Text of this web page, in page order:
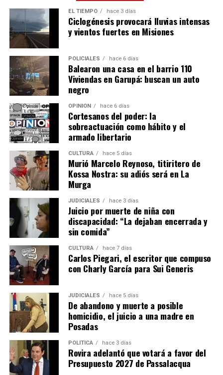
EL TIEMPO hace 3 días
Ciclogénesis provocará lluvias intensas
y vientos fuertes en Misiones
POLICIALES hace 6 días
Balearon una casa en el barrio 110
Viviendas en Garupá: buscan un auto
negro
OPINIÓN hace 6 días
Cortesanos del poder: la
sobreactuación como hábito y el
armado libertario
CULTURA hace 5 días
Murió Marcelo Reynoso, titiritero de
Kossa Nostra: su adiós será en La
Murga
JUDICIALES hace 3 días
Juicio por muerte de niña con
discapacidad: “La dejaban encerrada y
sin comida”
CULTURA hace 7 días
Carlos Piegari, el escritor que compuso
con Charly García para Sui Generis
JUDICIALES hace 5 días
De abandono y muerte a posible
homicidio, el juicio a una madre en
Posadas
POLÍTICA hace 3 días
Rovira adelantó que votará a favor del
Presupuesto 2027 de Passalacqua